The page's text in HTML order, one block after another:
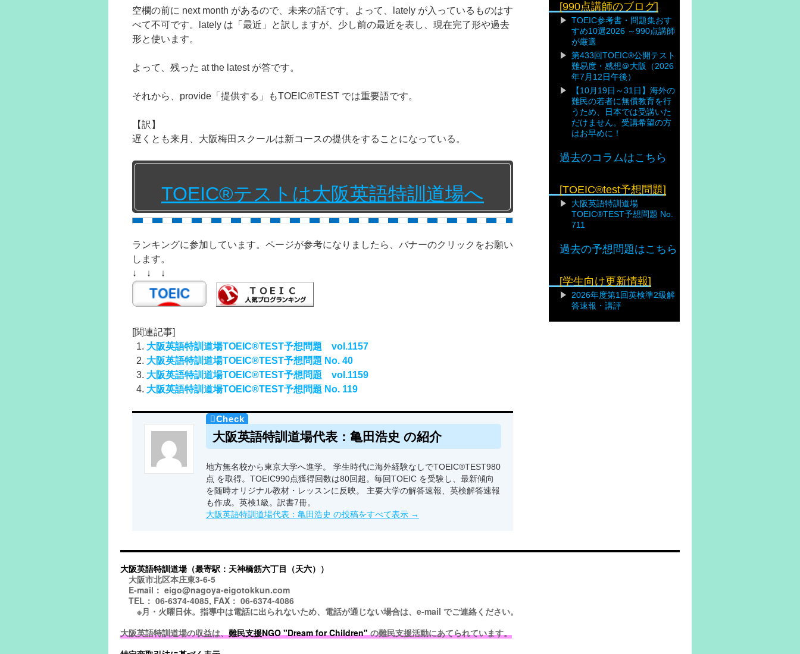
空欄の前に next month があるので、未来の話です。よって、lately が入っているものはす
べて不可です。lately は「最近」と訳しますが、少し前の最近を表し、現在完了形や過去
形と使います。
よって、残った at the latest が答です。
それから、provide「提供する」もTOEIC®TEST では重要語です。
【訳】
遅くとも来月、大阪梅田スクールは新コースの提供をすることになっている。
TOEIC®テストは大阪英語特訓道場へ
ランキングに参加しています。ページが参考になりましたら、バナーのクリックをお願い
します。
↓ ↓ ↓
[関連記事]
大阪英語特訓道場TOEIC®TEST予想問題 vol.1157
大阪英語特訓道場TOEIC®TEST予想問題 No. 40
大阪英語特訓道場TOEIC®TEST予想問題 vol.1159
大阪英語特訓道場TOEIC®TEST予想問題 No. 119
大阪英語特訓道場代表：亀田浩史 の紹介
地方無名校から東京大学へ進学。 学生時代に海外経験なしでTOEIC®TEST980
点 を取得。TOEIC990点獲得回数は80回超。毎回TOEIC を受験し、最新傾向
を随時オリジナル教材・レッスンに反映。 主要大学の解答速報、英検解答速報
も作成。英検1級。訳書7冊。
大阪英語特訓道場代表：亀田浩史 の投稿をすべて表示 →
[990点講師のブログ]
TOEIC参考書・問題集おす
すめ10選2026 ～990点講師
が厳選
第433回TOEIC®公開テスト
難易度・感想＠大阪（2026
年7月12日午後）
【10月19日～31日】海外の
難民の若者に無償教育を行
うため、日本では受講いた
だけません。受講希望の方
はお早めに！
過去のコラムはこちら
[TOEIC®test予想問題]
大阪英語特訓道場
TOEIC®TEST予想問題 No.
711
過去の予想問題はこちら
[学生向け更新情報]
2026年度第1回英検準2級解
答速報・講評
大阪英語特訓道場（最寄駅：天神橋筋六丁目（天六））
大阪市北区本庄東3-6-5
E-mail： eigo@nagoya-eigotokkun.com
TEL： 06-6374-4085, FAX： 06-6374-4086
※月・火曜日休。指導中は電話に出られないため、電話が通じない場合は、e-mail でご連絡ください。
大阪英語特訓道場の収益は、難民支援NGO "Dream for Children"の難民支援活動にあてられています。